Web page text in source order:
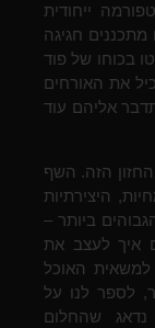
ייחודית
חגיגה
בכוחו של פוד
את האורחים
אליהם עוד
החזון הזה. השף
היצירתיות
ביותר –
איך לעצב את
האוכל
לספר לנו על
נדאג שהחלום